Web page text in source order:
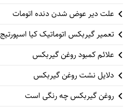
علت دیر عوض شدن دنده اتومات
تعمیر گیربکس اتوماتیک کیا اسپورتیج
علائم کمبود روغن گیربکس
دلایل نشت روغن گیربکس
روغن گیربکس چه رنگی است